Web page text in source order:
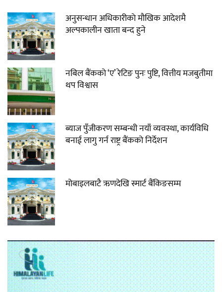
अनुसन्धान अधिकारीकाे माैखिक आदेशमै
अल्पकालीन खाता बन्द हुने
नबिल बैंकको ‘ए’ रेटिङ पुनः पुष्टि, वित्तीय मजबुतीमा
थप विश्वास
ब्याज पुँजीकरण सम्बन्धी नयाँ व्यवस्था, कार्यविधि
बनाई लागु गर्न राष्ट्र बैंकको निर्देशन
मोबाइलबाटै ऋणदेखि स्मार्ट बैंकिङसम्म